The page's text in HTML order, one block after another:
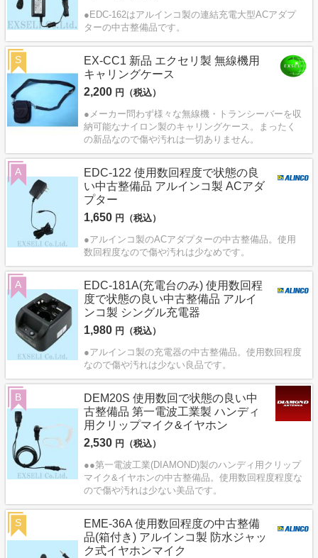
●EDC-162はアルインコ製の連結充電大型ACアダプ
ターの中古整備品です。
EX-CC1 新品 エクセリ製 無線機用
キャリングケース
2,200 円（税込）
●メーカー問わず様々な無線機・トランシーバーを収
納可能なナイロン製のキャリングケース。まったく
の新品なので傷や汚れは一切ありません。
S
EDC-122 使用数回程度で状態の良
い中古整備品 アルインコ製 ACアダ
プター
1,650 円（税込）
●アルインコ製のACアダプターの中古整備品。使用
数回程度なので傷や汚れは少なめです。
A
EDC-181A(充電台のみ) 使用数回程
度で状態の良い中古整備品 アルイ
ンコ製 シングル充電器
1,980 円（税込）
●アルインコ製の充電器の中古整備品。使用数回程度
なので傷や汚れは少ない良品です。
A
DEM20S 使用数回で状態の良い中
古整備品 第一電波工業製 ハンディ
用クリップマイク&イヤホン
2,530 円（税込）
●●第一電波工業(DIAMOND)製のハンディ用クリップ
マイク&イヤホンの中古整備品。使用数回程度程度な
ので傷や汚れは少ない美品です。
B
EME-36A 使用数回程度の中古整備
品(箱付き) アルインコ製 防水ジャッ
ク式イヤホンマイク
S